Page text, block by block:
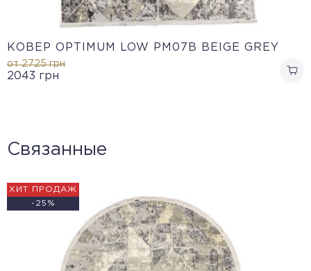
КОВЕР OPTIMUM LOW PM07B BEIGE GREY
от 2725грн
2043 грн
Связанные
ХИТ ПРОДАЖ
-25%